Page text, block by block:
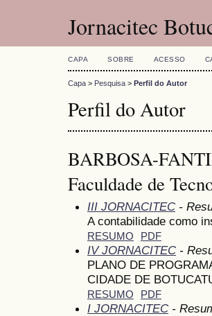
Jornacitec
CAPA SOBRE ACESSO
Capa > Pesquisa > Perfil do Autor
Perfil do Autor
BARBOSA-
Faculdade de
III JORNACITEC-
A contabilidade como
RESUMO PDF
IV JORNACITEC-
PLANO DE
CIDADE DE
RESUMO PDF
I JORNACITEC-